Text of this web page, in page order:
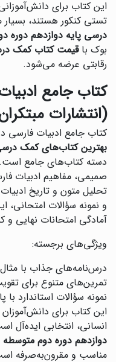
این کتاب برای
تستی کنکور هستند،
درسی پایه دوازدهم دوره
بوک باقیمت کتاب کمک
رقابتی عرضه می‌شود.
کتاب جامع
(انتشارات
کتاب جامع ادبیات فارسی
بهترین کتاب‌های کمک
دسته کتاب‌های جامع است.
صمیمی، مفاهیم ادبیات
تحلیل متون و تاریخ
و نمونه سؤالات امتحانی،
آمادگی امتحانات نهایی و
ویژگی‌های برجسته:
درس‌نامه‌های جذاب با
تمرین‌های متنوع برای
نمونه سؤالات استاندارد
این کتاب برای
انسانی، انتخابی ایده‌آل
دوازدهم دوره دوم متوسطه
مناسب و مقرون‌به‌صرفه